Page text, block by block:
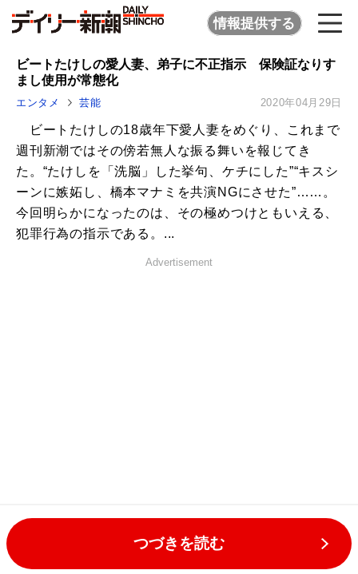
情報提供する
ビートたけしの愛人妻、弟子に不正指示 保険証なりす
まし使用が常態化
エンタメ 芸能 2020年04月29日
ビートたけしの18歳年下愛人妻をめぐり、これまで
週刊新潮ではその傍若無人な振る舞いを報じてき
た。“たけしを「洗脳」した挙句、ケチにした”“キスシ
ーンに嫉妬し、橋本マナミを共演NGにさせた”……。
今回明らかになったのは、その極めつけともいえる、
犯罪行為の指示である。...
Advertisement
つづきを読む